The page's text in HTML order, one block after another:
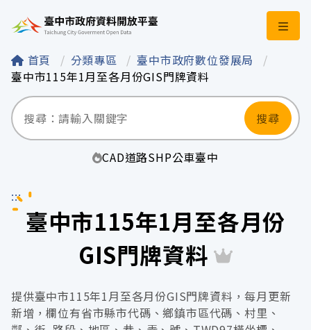
臺中市政府資料開
首頁 分類專區
臺中市政府數位發展局
臺中市115年1月至各月份GIS門牌資料
搜尋
CAD道路SHP公車臺中
:::
臺中市115年1月至各月份
GIS門牌資料
提供臺中市115年1月至各月份GIS門牌資料，每月更新
新增，欄位有省市縣市代碼、鄉鎮市區代碼、村里、